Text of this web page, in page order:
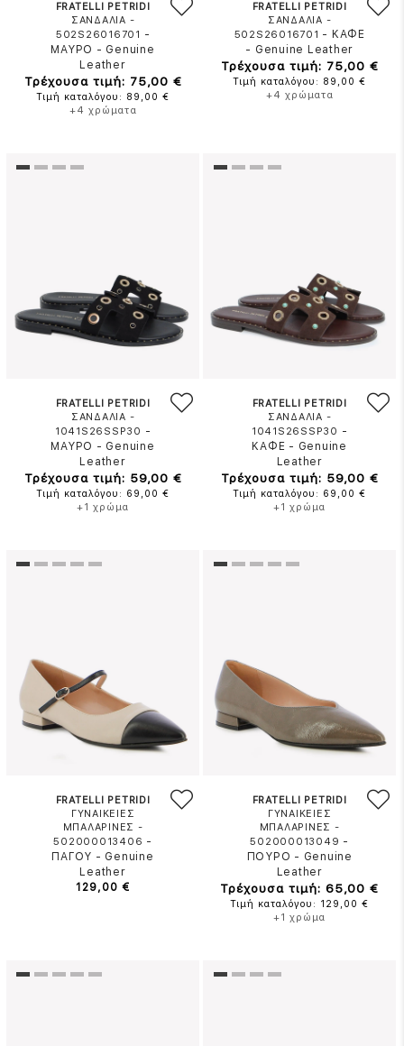
FRATELLI PETRIDI
ΣΑΝΔΑΛΙΑ -
502S26016701 -
ΜΑΥΡΟ - Genuine
Leather
Τρέχουσα τιμή: 75,00 €
Τιμή καταλόγου: 89,00 €
+4 χρώματα
FRATELLI PETRIDI
ΣΑΝΔΑΛΙΑ -
502S26016701 - ΚΑΦΕ
- Genuine Leather
Τρέχουσα τιμή: 75,00 €
Τιμή καταλόγου: 89,00 €
+4 χρώματα
FRATELLI PETRIDI
ΣΑΝΔΑΛΙΑ -
1041S26SSP30 -
ΜΑΥΡΟ - Genuine
Leather
Τρέχουσα τιμή: 59,00 €
Τιμή καταλόγου: 69,00 €
+1 χρώμα
FRATELLI PETRIDI
ΣΑΝΔΑΛΙΑ -
1041S26SSP30 -
ΚΑΦΕ - Genuine
Leather
Τρέχουσα τιμή: 59,00 €
Τιμή καταλόγου: 69,00 €
+1 χρώμα
FRATELLI PETRIDI
ΓΥΝΑΙΚΕΙΕΣ
ΜΠΑΛΑΡΙΝΕΣ -
502000013406 -
ΠΑΓΟΥ - Genuine
Leather
129,00 €
FRATELLI PETRIDI
ΓΥΝΑΙΚΕΙΕΣ
ΜΠΑΛΑΡΙΝΕΣ -
502000013049 -
ΠΟΥΡΟ - Genuine
Leather
Τρέχουσα τιμή: 65,00 €
Τιμή καταλόγου: 129,00 €
+1 χρώμα